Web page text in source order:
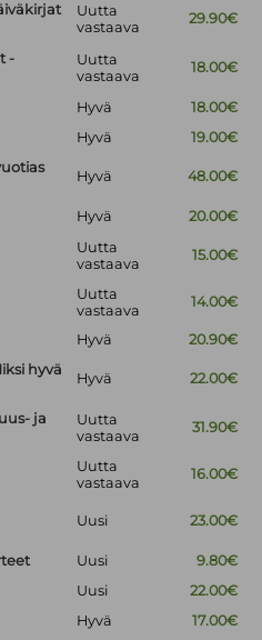
Uutta
vastaava
29.90€
-
Uutta
vastaava
18.00€
Hyvä
18.00€
Hyvä
19.00€
Hyvä 48.00€
Hyvä
20.00€
Uutta
vastaava
15.00€
Uutta
vastaava
14.00€
Hyvä
20.90€
hyvä
Hyvä 22.00€
ja
Uutta
vastaava
31.90€
Uutta
vastaava
16.00€
Uusi 23.00€
Uusi
9.80€
Uusi
22.00€
Hyvä 17.00€